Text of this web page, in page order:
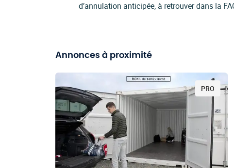
d’annulation anticipée, à retrouver dans la
Annonces à proximité
PRO